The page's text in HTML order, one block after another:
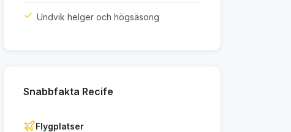
Undvik helger och högsäsong
Snabbfakta Recife
Flygplatser